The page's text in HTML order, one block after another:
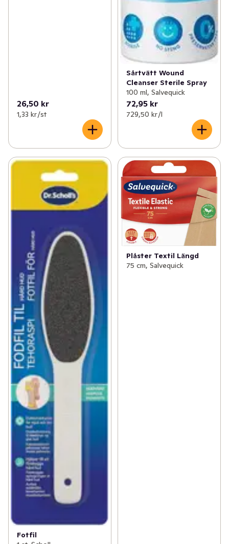
26,50 kr
1,33 kr /st
Sårtvätt Wound
Cleanser Sterile Spray
100 ml, Salvequick
72,95 kr
729,50 kr /l
Fotfil
Plåster Textil Längd
75 cm, Salvequick